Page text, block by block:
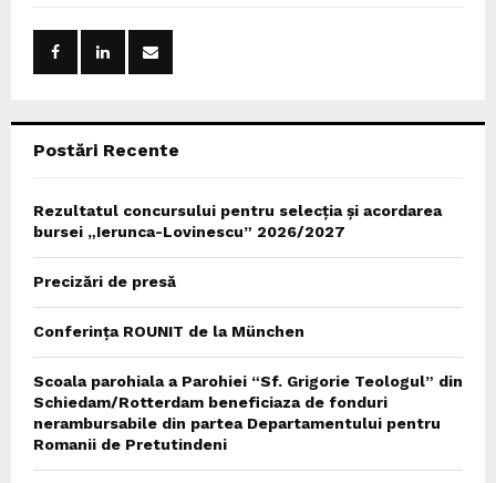
Postări Recente
Rezultatul concursului pentru selecția și acordarea
bursei „Ierunca-Lovinescu” 2026/2027
Precizări de presă
Conferința ROUNIT de la München
Scoala parohiala a Parohiei “Sf. Grigorie Teologul” din
Schiedam/Rotterdam beneficiaza de fonduri
nerambursabile din partea Departamentului pentru
Romanii de Pretutindeni